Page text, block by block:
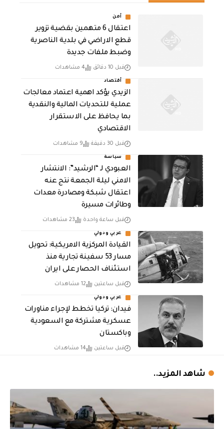
أمن
اعتقال 6 متهمين بقضية تزوير
قطع الاراضي في بلدية الناصرية
وضبط ملفات جديدة
قبل 10 دقائق 4 مشاهدات
أقتصاد
الزيدي يؤكد اهمية اعتماد معالجات
عملية للتحديات المالية والنقدية
بما يحافظ على الاستقرار
الاقتصادي
قبل 30 دقيقة 9 مشاهدات
سياسة
العبودي لـ “الرشيد”: الانتشار
الامني ليلة الجمعة نتج عنه
اعتقال شبكة ومصادرة معدات
وطائرات مسيرة
قبل ساعة واحدة 23 مشاهدات
عربي ودولي
القيادة المركزية الامريكية: تحويل
مسار 53 سفينة تجارية منذ
استئناف الحصار على ايران
قبل ساعتين 12 مشاهدات
عربي ودولي
فيدان: تركيا تخطط لإجراء مناورات
عسكرية مشتركة مع السعودية
وباكستان
قبل ساعتين 14 مشاهدات
شاهد المزيد..